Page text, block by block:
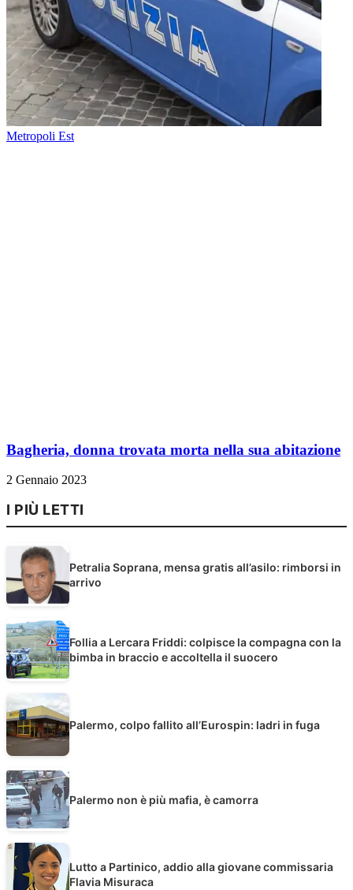
Metropoli Est
Bagheria, donna trovata morta nella sua abitazione
2 Gennaio 2023
I PIÙ LETTI
Petralia Soprana, mensa gratis all’asilo: rimborsi in
arrivo
Follia a Lercara Friddi: colpisce la compagna con la
bimba in braccio e accoltella il suocero
Palermo, colpo fallito all’Eurospin: ladri in fuga
Palermo non è più mafia, è camorra
Lutto a Partinico, addio alla giovane commissaria
Flavia Misuraca